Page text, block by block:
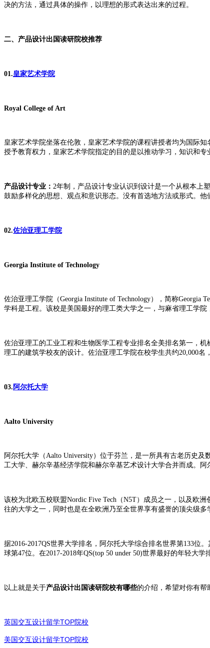
决的方法，通过具体的操作，以理想的形式表达出来的过程。
二、产品设计出国读研院校推荐
01.皇家艺术学院
Royal College of Art
皇家艺术学院坐落在伦敦，皇家艺术学院的课程讲授者均为国际
授予教育权力，皇家艺术学院指定的目的是以推动学习，知识和专
产品设计专业： 2年制，产品设计专业认识到设计是一个从根本上
鼓励多样化的思想、观点和意识形态。没有首选地方法或形式。他
02.佐治亚理工学院
Georgia Institute of Technology
佐治亚理工学院（Georgia Institute of Technology），简称
学科是工程。该校是美国最好的理工类大学之一，与麻省理工学
佐治亚理工的工业工程和生物医学工程专业排名全美排名第一，
理工的建筑学校友的设计。佐治亚理工学院在校学生共约20,000名
03. 阿尔托大学
Aalto University
阿尔托大学（Aalto University）位于芬兰，是一所具有古老历史
工大学、赫尔辛基经济学院和赫尔辛基艺术设计大学合并而成。阿
该校为北欧五校联盟Nordic Five Tech（N5T）成员之一，以及欧
往的大学之一，同时也是在全欧洲乃至全世界享有盛誉的顶尖级多
据2016-2017QS世界大学排名，阿尔托大学综合排名世界第133位
球第47位。在2017-2018年QS(top 50 under 50)世界最好的年轻大
以上就是关于产品设计出国读研院校有哪些的介绍，希望对你有帮
英国交互设计留学TOP院校
美国交互设计留学TOP院校